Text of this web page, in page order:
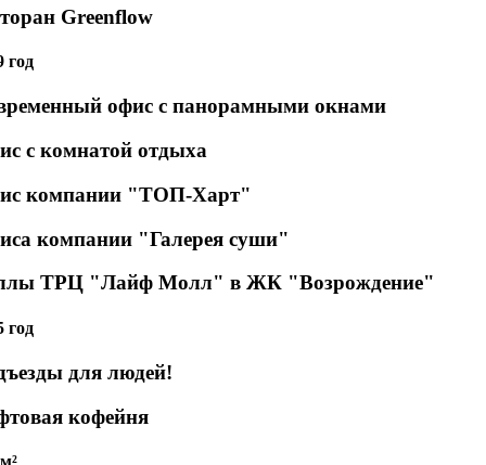
Greenflow
год
офис с панорамными окнами
с комнатой отдыха
компании "ТОП-Харт"
компании "Галерея суши"
ТРЦ "Лайф Молл" в ЖК "Возрождение"
год
для людей!
кофейня